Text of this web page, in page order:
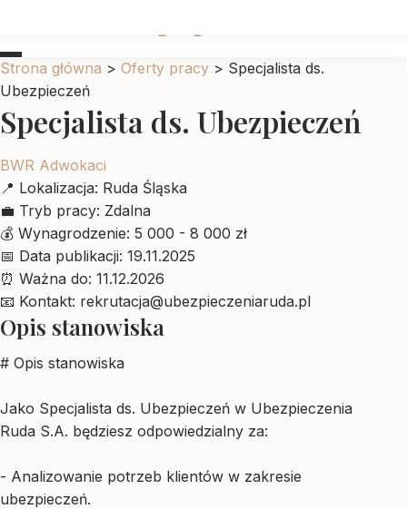
Strona główna > Oferty pracy > Specjalista ds.
Ubezpieczeń
Specjalista ds. Ubezpieczeń
BWR Adwokaci
📍 Lokalizacja: Ruda Śląska
💼 Tryb pracy: Zdalna
💰 Wynagrodzenie: 5 000 - 8 000 zł
📅 Data publikacji: 19.11.2025
⏰ Ważna do: 11.12.2026
📧 Kontakt: rekrutacja@ubezpieczeniaruda.pl
Opis stanowiska
# Opis stanowiska
Jako Specjalista ds. Ubezpieczeń w Ubezpieczenia
Ruda S.A. będziesz odpowiedzialny za:
- Analizowanie potrzeb klientów w zakresie
ubezpieczeń.